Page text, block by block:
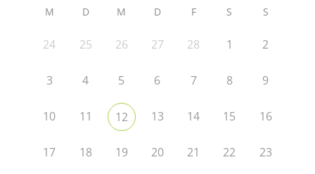
M D M D F S S
24 25 26 27 28 1 2
3 4 5 6 7 8 9
10 11 12 13 14 15 16
17 18 19 20 21 22 23